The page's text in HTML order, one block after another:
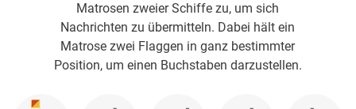
Matrosen zweier Schiffe zu, um sich
Nachrichten zu übermitteln. Dabei hält ein
Matrose zwei Flaggen in ganz bestimmter
Position, um einen Buchstaben darzustellen.